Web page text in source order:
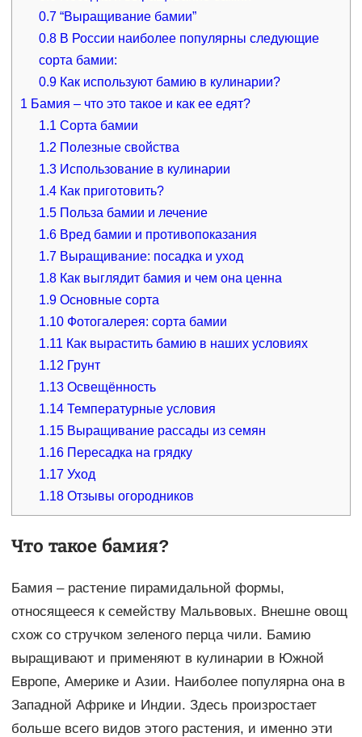
0.7 “Выращивание бамии”
0.8 В России наиболее популярны следующие
сорта бамии:
0.9 Как используют бамию в кулинарии?
1 Бамия – что это такое и как ее едят?
1.1 Сорта бамии
1.2 Полезные свойства
1.3 Использование в кулинарии
1.4 Как приготовить?
1.5 Польза бамии и лечение
1.6 Вред бамии и противопоказания
1.7 Выращивание: посадка и уход
1.8 Как выглядит бамия и чем она ценна
1.9 Основные сорта
1.10 Фотогалерея: сорта бамии
1.11 Как вырастить бамию в наших условиях
1.12 Грунт
1.13 Освещённость
1.14 Температурные условия
1.15 Выращивание рассады из семян
1.16 Пересадка на грядку
1.17 Уход
1.18 Отзывы огородников
Что такое бамия?
Бамия – растение пирамидальной формы,
относящееся к семейству Мальвовых. Внешне овощ
схож со стручком зеленого перца чили. Бамию
выращивают и применяют в кулинарии в Южной
Европе, Америке и Азии. Наиболее популярна она в
Западной Африке и Индии. Здесь произростает
больше всего видов этого растения, и именно эти